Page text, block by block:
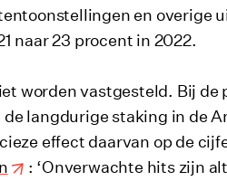
en overige
naar 23 procent in 2022.
worden vastgesteld. Bij de
langdurige staking in de
effect daarvan op de
: ‘Onverwachte hits zijn